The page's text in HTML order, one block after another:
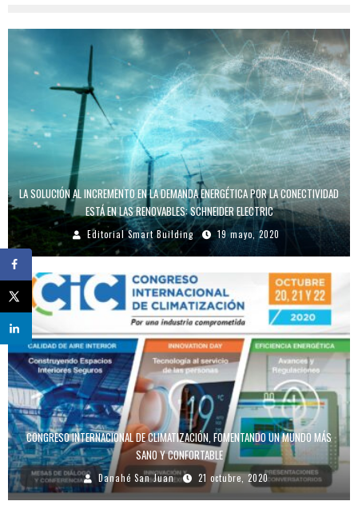
LA SOLUCIÓN AL INCREMENTO EN LA DEMANDA ENERGÉTICA POR LA CONECTIVIDAD
ESTÁ EN LAS RENOVABLES: SCHNEIDER ELECTRIC
Editorial Smart Building 19 mayo, 2020
CONGRESO INTERNACIONAL DE CLIMATIZACIÓN, FOMENTANDO UN MUNDO MÁS
SANO Y CONFORTABLE
Danahé San Juan 21 octubre, 2020